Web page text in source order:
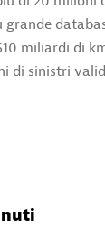
grande
miliardi di
di sinistri